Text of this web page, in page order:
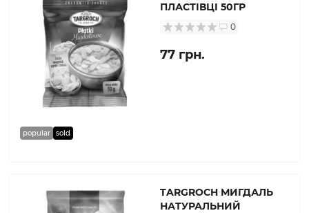
popular sold
ПЛАСТІВЦІ 50ГР
0
77 грн.
TARGROCH МИГДАЛЬ
НАТУРАЛЬНИЙ